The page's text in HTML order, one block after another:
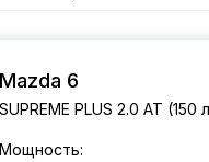
Mazda 6
SUPREME PLUS 2.0 AT (150
Мощность: